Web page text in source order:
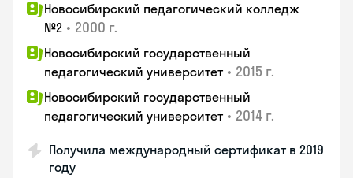
Новосибирский педагогический колледж
№2 • 2000 г.
Новосибирский государственный
педагогический университет • 2015 г.
Новосибирский государственный
педагогический университет • 2014 г.
Получила международный сертификат в 2019
году